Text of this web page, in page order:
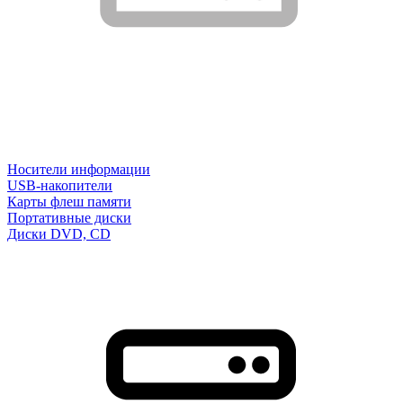
Носители информации
USB-накопители
Карты флеш памяти
Портативные диски
Диски DVD, CD